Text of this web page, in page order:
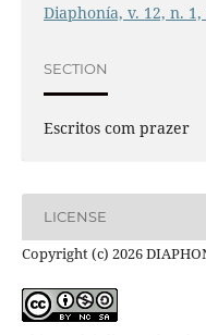
Diaphonía, v. 12, n. 1,
SECTION
Escritos com prazer
LICENSE
Copyright (c) 2026